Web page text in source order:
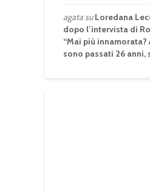
agatasuLoredana
dopo l’intervista di
“Mai più innamorata?
sono passati 26 anni,